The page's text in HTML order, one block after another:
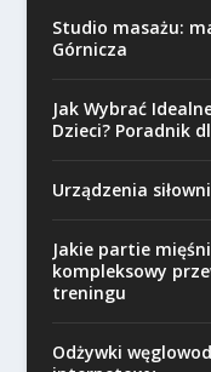
Studio masażu:
Górnicza
Jak Wybrać
Dzieci? Poradnik
Urządzenia
Jakie partie
kompleksowy
treningu
Odżywki